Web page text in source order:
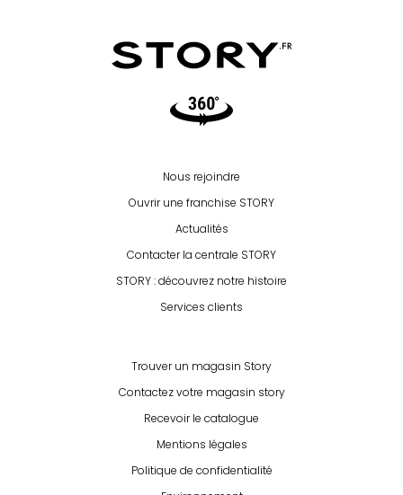
Video360
Nous rejoindre
Ouvrir une franchise STORY
Actualités
Contacter la centrale STORY
STORY : découvrez notre histoire
Services clients
Trouver un magasin Story
Contactez votre magasin story
Recevoir le catalogue
Mentions légales
Politique de confidentialité